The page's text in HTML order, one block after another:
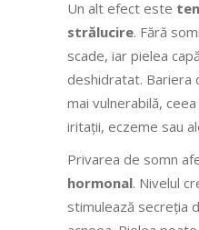
Un alt efect este
strălucire. Fără
scade, iar pielea
deshidratat. Bariera
mai vulnerabilă,
iritații, eczeme sau
Privarea de somn
hormonal. Nivelul
stimulează secreția